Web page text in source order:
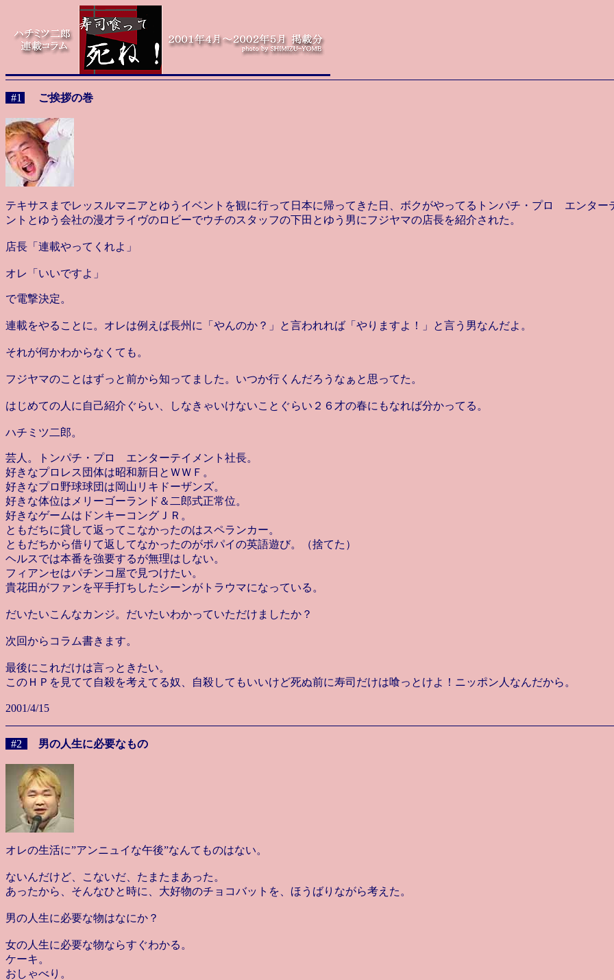
#1 ご挨拶の巻
テキサスまでレッスルマニアとゆうイベントを観に行って日本に帰ってきた日、ボクがやってるトンパチ・プロ エンター
ントとゆう会社の漫才ライヴのロビーでウチのスタッフの下田とゆう男にフジヤマの店長を紹介された。
店長「連載やってくれよ」
オレ「いいですよ」
で電撃決定。
連載をやることに。オレは例えば長州に「やんのか？」と言われれば「やりますよ！」と言う男なんだよ。
それが何かわからなくても。
フジヤマのことはずっと前から知ってました。いつか行くんだろうなぁと思ってた。
はじめての人に自己紹介ぐらい、しなきゃいけないことぐらい２６才の春にもなれば分かってる。
ハチミツ二郎。
芸人。トンパチ・プロ エンターテイメント社長。
好きなプロレス団体は昭和新日とＷＷＦ。
好きなプロ野球球団は岡山リキドーザンズ。
好きな体位はメリーゴーランド＆二郎式正常位。
好きなゲームはドンキーコングＪＲ。
ともだちに貸して返ってこなかったのはスペランカー。
ともだちから借りて返してなかったのがポパイの英語遊び。（捨てた）
ヘルスでは本番を強要するが無理はしない。
フィアンセはパチンコ屋で見つけたい。
貴花田がファンを平手打ちしたシーンがトラウマになっている。
だいたいこんなカンジ。だいたいわかっていただけましたか？
次回からコラム書きます。
最後にこれだけは言っときたい。
このＨＰを見てて自殺を考えてる奴、自殺してもいいけど死ぬ前に寿司だけは喰っとけよ！ニッポン人なんだから。
2001/4/15
#2 男の人生に必要なもの
オレの生活に”アンニュイな午後”なんてものはない。
ないんだけど、こないだ、たまたまあった。
あったから、そんなひと時に、大好物のチョコバットを、ほうばりながら考えた。
男の人生に必要な物はなにか？
女の人生に必要な物ならすぐわかる。
ケーキ。
おしゃべり。